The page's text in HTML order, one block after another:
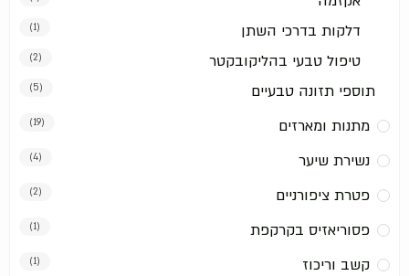
דלקות בדרכי השתן (1)
טיפול טבעי בהליקובקטר (2)
תוספי תזונה טבעיים (5)
מתנות ומארזים (19)
נשירת שיער (4)
פטרת ציפורניים (2)
פסוריאזיס בקרקפת (1)
קשב וריכוז (1)